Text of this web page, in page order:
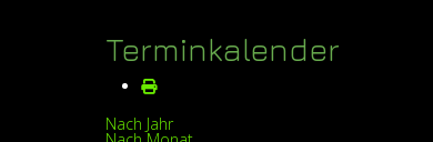
Terminkalender
Nach Jahr